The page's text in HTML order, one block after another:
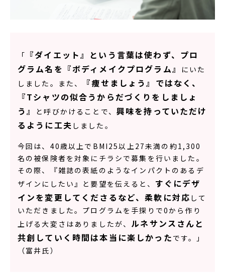
「 『ダイエット』という言葉は使わず、プロ
グラム名を『ボディメイクプログラム』
にいた
しました。また、
『痩せましょう』ではなく、
『Tシャツの似合うからだづくりをしましょ
う』
と呼びかけることで、 興味を持っていただけ
るように工夫 しました。
今回は、40歳以上でBMI25以上27未満の約1,300
名の被保険者を対象にチラシで募集を行いました。
その際、『雑誌の表紙のようなインパクトのあるデ
ザインにしたい』と要望を伝えると、 すぐにデザ
インを変更してくださるなど、柔軟に対応 して
いただきました。プログラムを手探りで0から作り
上げる大変さはありましたが、 ルネサンスさんと
共創していく時間は本当に楽しかった です。」
（富井氏）